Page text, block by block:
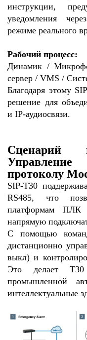
инструкции,
уведомления
режиме реального
Рабочий процесс:
Динамик /
сервер / VMS /
Благодаря этому
решение для
и IP-аудиосвязи.
протоколу
SIP-T30
RS485, что
платформам ПЛК
напрямую
С помощью
дистанционно
выкл) и
Это делает T30
промышленной
интеллектуальные